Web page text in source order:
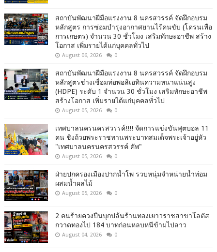
สถาบันพัฒนาฝีมือแรงงาน 8 นครสวรรค์ จัดฝึกอบรม
หลักสูตร การซ่อมบำรุงอากาศยานไร้คนขับ (โดรนเพื่อ
การเกษตร) จำนวน 30 ชั่วโมง เสริมทักษะอาชีพ สร้าง
โอกาส เพิ่มรายได้แก่บุคคลทั่วไป
August 06, 2026 0
สถาบันพัฒนาฝีมือแรงงาน 8 นครสวรรค์ จัดฝึกอบรม
หลักสูตรช่างเชื่อมท่อพอลิเอทินความหนาแน่นสูง
(HDPE) ระดับ 1 จำนวน 30 ชั่วโมง เสริมทักษะอาชีพ
สร้างโอกาส เพิ่มรายได้แก่บุคคลทั่วไป
August 05, 2026 0
เทศบาลนครนครสวรรค์!!!! จัดการแข่งขันฟุตบอล 11
คน ชิงถ้วยพระราชทานพระบาทสมเด็จพระเจ้าอยู่หัว
"เทศบาลนครนครสวรรค์ คัพ"
August 05, 2026 0
ฝ่ายปกครองเมืองปากน้ำโพ รวบหนุ่มจำหน่ายน้ำท่อม
ผสมน้ำผลไม้
August 05, 2026 0
2 คนร้ายควงปืนบุกปล้นร้านทองเยาวราชสาขาโลตัส
กวาดทองไป 184 บาทก่อนหลบหนีข้ามไปลาว
August 04, 2026 0